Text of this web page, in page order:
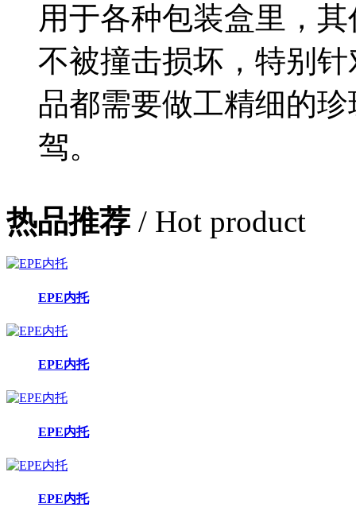
用于各种包装盒里，
不被撞击损坏，特别
品都需要做工精细的
驾。
热品推荐 / Hot product
EPE内托
EPE内托
EPE内托
EPE内托